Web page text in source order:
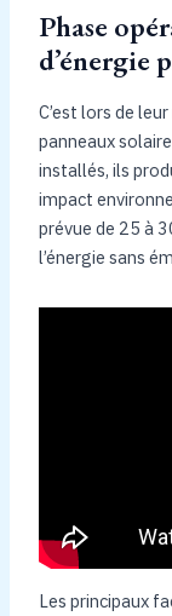
Phase
d’énergie
C’est lors de
panneaux
installés, ils
impact
prévue de 25 à
l’énergie sans
Les principaux